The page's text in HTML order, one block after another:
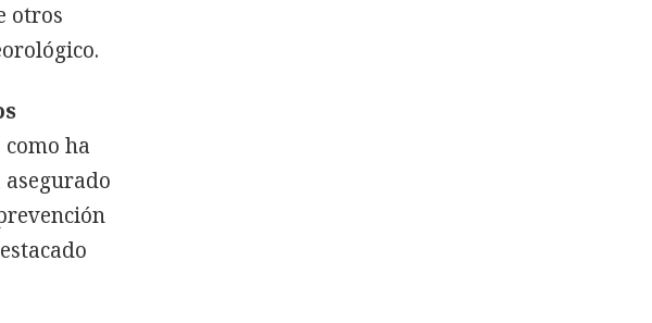
otros
como ha